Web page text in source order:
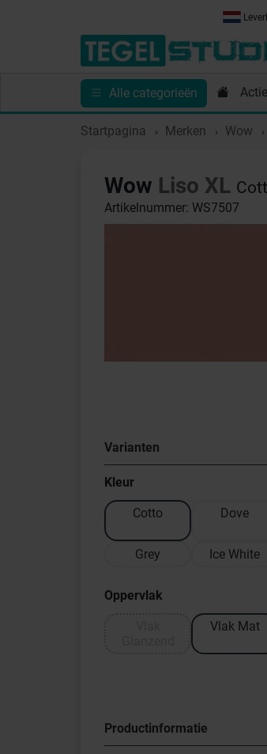
Alle categorieën Actie
Toebehoren Sanitair Tips en
Startpagina Merken Wow
Wow Liso XL
Artikelnummer: WS7507
Varianten
Kleur
Cotto Dove
Grey Ice White
Oppervlak
Vlak Mat
Productinformatie